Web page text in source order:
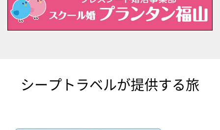
シープトラベルが提供する旅